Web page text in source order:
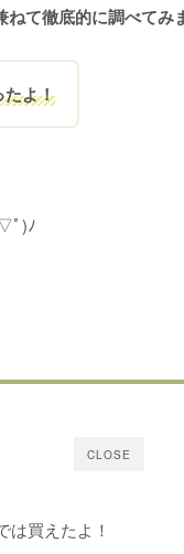
て徹底的に調べてみ
たよ！
ﾟ)ﾉ
CLOSE
買えたよ！